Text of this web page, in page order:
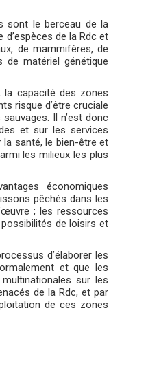
sont le berceau de la
de la Rdc et
de mammifères, de
de matériel génétique
la capacité des zones
risque d’être cruciale
Il n’est donc
et sur les services
la santé, le bien-être et
les milieux les plus
économiques
pêchés dans les
; les ressources
de loisirs et
d’élaborer les
et que les
sur les
de la Rdc, et par
de ces zones